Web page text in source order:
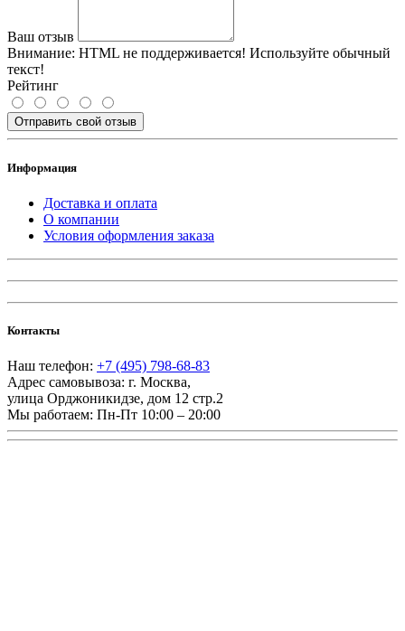
Ваш отзыв
Внимание: HTML не поддерживается! Используйте обычный
текст!
Рейтинг
Отправить свой отзыв
Информация
Доставка и оплата
О компании
Условия оформления заказа
Контакты
Наш телефон: +7 (495) 798-68-83
Адрес самовывоза: г. Москва,
улица Орджоникидзе, дом 12 стр.2
Мы работаем: Пн-Пт 10:00 – 20:00